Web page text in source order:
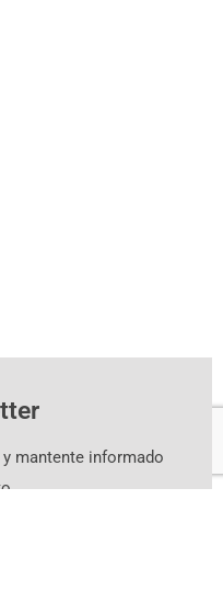
mantente informado